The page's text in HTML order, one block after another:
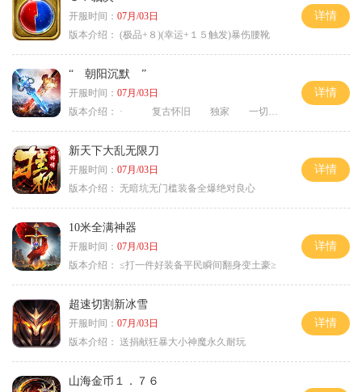
开服时间： 07月/03日
版本介绍： (极品+８)(幸运+１５触发)暴伤腰靴
详情
“ 朝阳沉默 ”
开服时间： 07月/03日
版本介绍：
· 复古怀旧 独家 一切靠打
详情
新天下大乱无限刀
开服时间： 07月/03日
版本介绍： 无暗坑无门槛装备全爆绝对良心
详情
10米全满神器
开服时间： 07月/03日
版本介绍： ≤打一件好装备平民瞬间翻身变土豪≥
详情
超速切割新冰雪
开服时间： 07月/03日
版本介绍： 送捐献狂暴大小神魔永久耐玩
详情
山海金币１．７６